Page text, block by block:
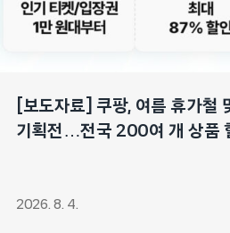
[보도자료] 쿠팡, 여름 휴가철
기획전…전국 200여 개 상품
2026. 8. 4.